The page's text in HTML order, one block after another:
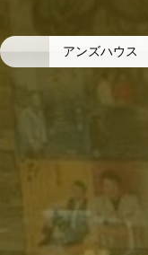
アンズハウス